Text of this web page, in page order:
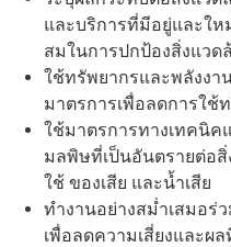
และบริการที่มีอยู่และให
สมในการปกป้องสิ่งแวด
ใช้ทรัพยากรและพลังงา
มาตรการเพื่อลดการใช้
ใช้มาตรการทางเทคนิค
มลพิษที่เป็นอันตรายต่อสิ่
ใช้ ของเสีย และน้ำเสีย
ทำงานอย่างสม่ำเสมอร่
เพื่อลดความเสี่ยงและผ